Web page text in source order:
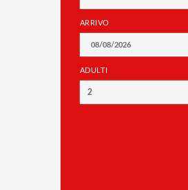
ARRIVO
ADULTI
2